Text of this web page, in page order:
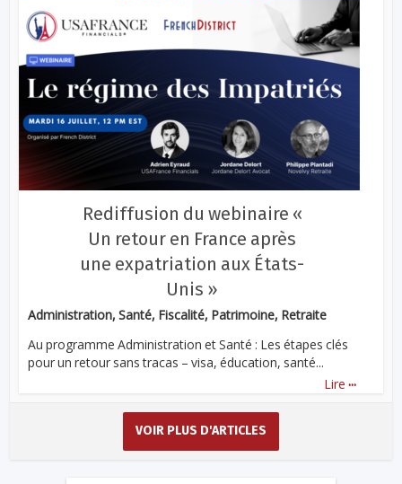
Rediffusion du webinaire «
Un retour en France après
une expatriation aux États-
Unis »
Administration, Santé, Fiscalité, Patrimoine, Retraite
Au programme Administration et Santé : Les étapes clés
pour un retour sans tracas – visa, éducation, santé...
Lire ...
VOIR PLUS D'ARTICLES